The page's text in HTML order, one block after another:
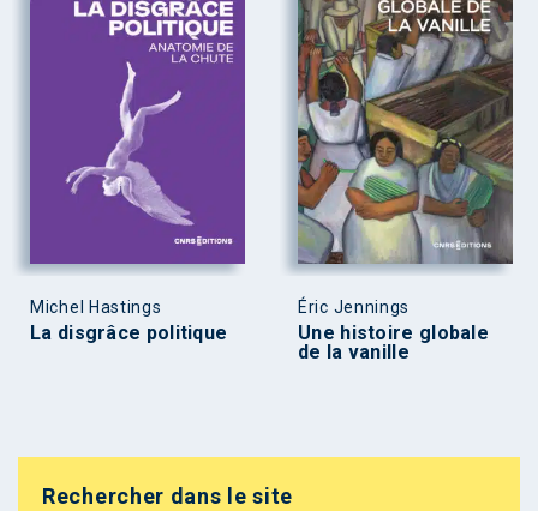
Michel Hastings
La disgrâce politique
Éric Jennings
Une histoire globale
de la vanille
Rechercher dans le site